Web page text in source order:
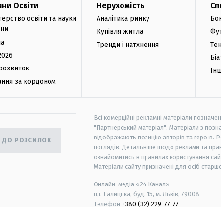
Освіти
освіти та науки
за кордоном
Нерухомість
Аналітика ринку
Купівля житла
Тренди і натхнення
ДО РОЗСИЛОК
Всі комерційні рекламні матеріали
"Партнерський матеріал". Матеріали з
відображають позицію авторів та героїв.
поглядів. Детальніше щодо реклами та
ознайомитись в правилах користування
Матеріали сайту призначені для осіб старше
Онлайн-медіа «24 Канал»
пл. Галицька, буд. 15, м. Львів, 79008
Телефон +380 (32) 229-77-77